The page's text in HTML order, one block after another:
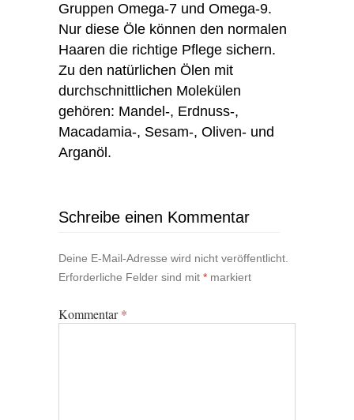
Gruppen Omega-7 und Omega-9.
Nur diese Öle können den normalen
Haaren die richtige Pflege sichern.
Zu den natürlichen Ölen mit
durchschnittlichen Molekülen
gehören: Mandel-, Erdnuss-,
Macadamia-, Sesam-, Oliven- und
Arganöl.
Schreibe einen Kommentar
Deine E-Mail-Adresse wird nicht veröffentlicht.
Erforderliche Felder sind mit * markiert
Kommentar*